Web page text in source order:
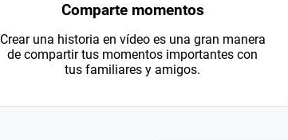
Comparte momentos
Crear una historia en vídeo es una gran manera
de compartir tus momentos importantes con
tus familiares y amigos.